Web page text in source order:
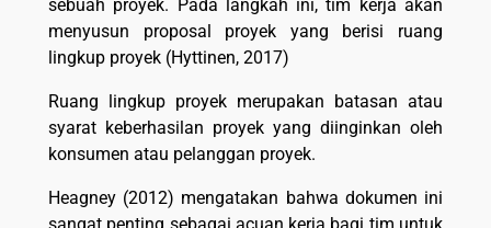
sebuah proyek. Pada langkah ini, tim kerja akan
menyusun proposal proyek yang berisi ruang
lingkup proyek (Hyttinen, 2017)
Ruang lingkup proyek merupakan batasan atau
syarat keberhasilan proyek yang diinginkan oleh
konsumen atau pelanggan proyek.
Heagney (2012) mengatakan bahwa dokumen ini